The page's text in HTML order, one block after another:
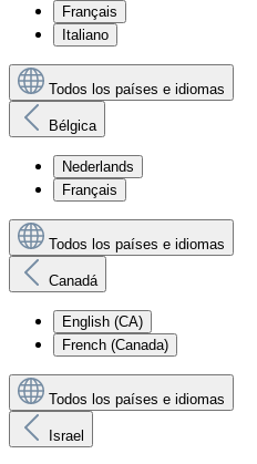
Français
Italiano
Todos los países e idiomas
Bélgica
Nederlands
Français
Todos los países e idiomas
Canadá
English (CA)
French (Canada)
Todos los países e idiomas
Israel